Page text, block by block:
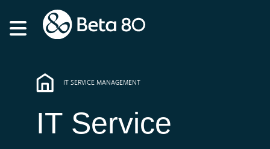
IT SERVICE MANAGEMENT
IT Service